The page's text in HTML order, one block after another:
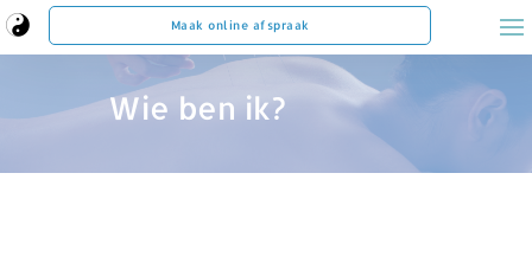
Maak online afspraak
Wie ben ik?